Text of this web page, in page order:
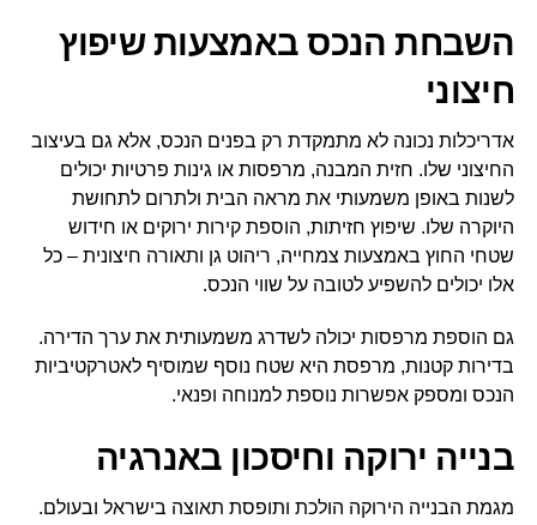
השבחת הנכס באמצעות שיפוץ
חיצוני
אדריכלות נכונה לא מתמקדת רק בפנים הנכס, אלא גם בעיצוב
החיצוני שלו. חזית המבנה, מרפסות או גינות פרטיות יכולים
לשנות באופן משמעותי את מראה הבית ולתרום לתחושת
היוקרה שלו. שיפוץ חזיתות, הוספת קירות ירוקים או חידוש
שטחי החוץ באמצעות צמחייה, ריהוט גן ותאורה חיצונית – כל
אלו יכולים להשפיע לטובה על שווי הנכס.
גם הוספת מרפסות יכולה לשדרג משמעותית את ערך הדירה.
בדירות קטנות, מרפסת היא שטח נוסף שמוסיף לאטרקטיביות
הנכס ומספק אפשרות נוספת למנוחה ופנאי.
בנייה ירוקה וחיסכון באנרגיה
מגמת הבנייה הירוקה הולכת ותופסת תאוצה בישראל ובעולם.